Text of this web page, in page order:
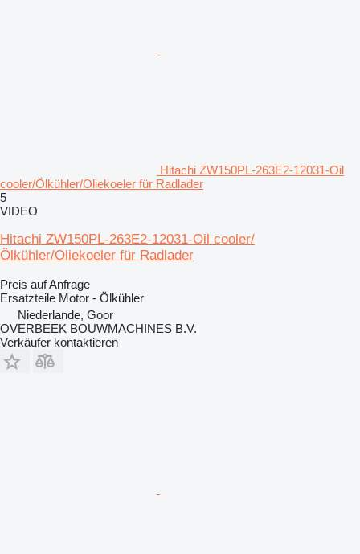
Hitachi ZW150PL-263E2-12031-Oil
cooler/Ölkühler/Oliekoeler für Radlader
5
VIDEO
Hitachi ZW150PL-263E2-12031-Oil cooler/
Ölkühler/Oliekoeler für Radlader
Preis auf Anfrage
Ersatzteile Motor - Ölkühler
Niederlande, Goor
OVERBEEK BOUWMACHINES B.V.
Verkäufer kontaktieren